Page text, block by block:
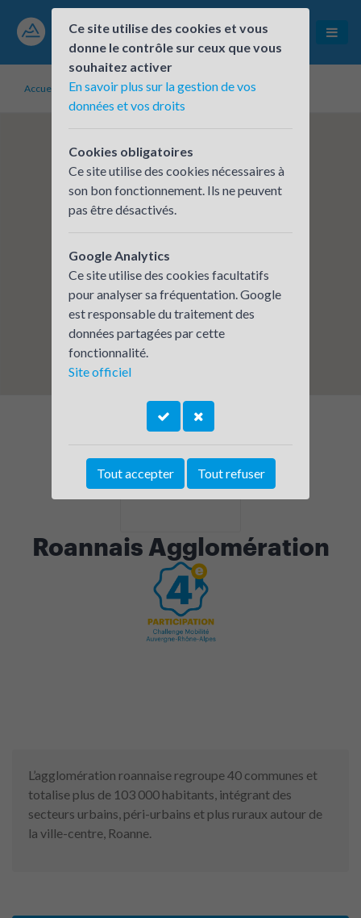
Accueil Établissements inscrits Roannais Agglomération
Roannais Agglomération
L’agglomération roannaise regroupe 40 communes et
totalise plus de 103 000 habitants, intégrant des
secteurs urbains, péri-urbains et plus ruraux autour de
la ville-centre, Roanne.
Ce site utilise des cookies et vous
donne le contrôle sur ceux que vous
souhaitez activer
En savoir plus sur la gestion de vos
données et vos droits
Cookies obligatoires
Ce site utilise des cookies nécessaires à
son bon fonctionnement. Ils ne peuvent
pas être désactivés.
Google Analytics
Ce site utilise des cookies facultatifs
pour analyser sa fréquentation. Google
est responsable du traitement des
données partagées par cette
fonctionnalité.
Site officiel
Tout accepter Tout refuser